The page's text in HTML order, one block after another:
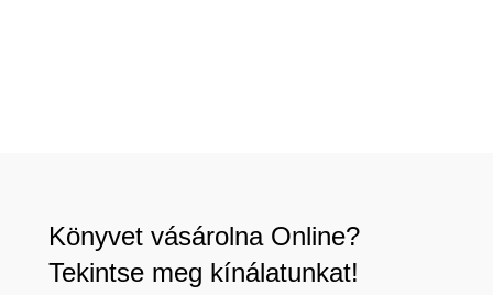
Könyvet vásárolna Online?
Tekintse meg kínálatunkat!